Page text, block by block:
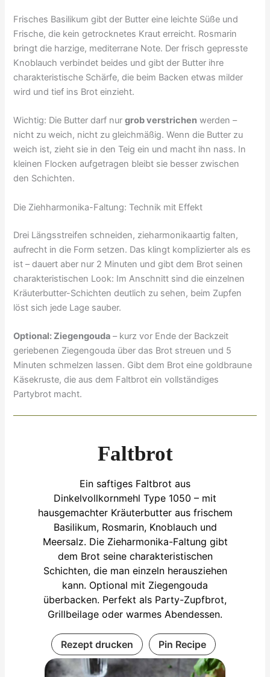
Frisches Basilikum gibt der Butter eine leichte Süße und
Frische, die kein getrocknetes Kraut erreicht. Rosmarin
bringt die harzige, mediterrane Note. Der frisch gepresste
Knoblauch verbindet beides und gibt der Butter ihre
charakteristische Schärfe, die beim Backen etwas milder
wird und tief ins Brot einzieht.
Wichtig: Die Butter darf nurgrob verstrichen werden –
nicht zu weich, nicht zu gleichmäßig. Wenn die Butter zu
weich ist, zieht sie in den Teig ein und macht ihn nass. In
kleinen Flocken aufgetragen bleibt sie besser zwischen
den Schichten.
Die Ziehharmonika-Faltung: Technik mit Effekt
Drei Längsstreifen schneiden, zieharmonikaartig falten,
aufrecht in die Form setzen. Das klingt komplizierter als es
ist – dauert aber nur 2 Minuten und gibt dem Brot seinen
charakteristischen Look: Im Anschnitt sind die einzelnen
Kräuterbutter-Schichten deutlich zu sehen, beim Zupfen
löst sich jede Lage sauber.
Optional: Ziegengouda – kurz vor Ende der Backzeit
geriebenen Ziegengouda über das Brot streuen und 5
Minuten schmelzen lassen. Gibt dem Brot eine goldbraune
Käsekruste, die aus dem Faltbrot ein vollständiges
Partybrot macht.
Faltbrot
Ein saftiges Faltbrot aus
Dinkelvollkornmehl Type 1050 – mit
hausgemachter Kräuterbutter aus frischem
Basilikum, Rosmarin, Knoblauch und
Meersalz. Die Zieharmonika-Faltung gibt
dem Brot seine charakteristischen
Schichten, die man einzeln herausziehen
kann. Optional mit Ziegengouda
überbacken. Perfekt als Party-Zupfbrot,
Grillbeilage oder warmes Abendessen.
Rezept drucken Pin Recipe